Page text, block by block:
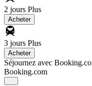
2 jours Plus
Acheter
3 jours Plus
Acheter
Séjournez avec
Booking.com